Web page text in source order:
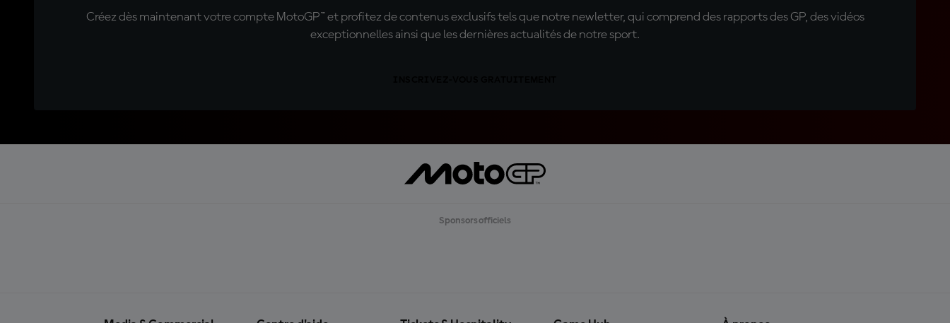
Créez dès maintenant votre compte MotoGP™ et profitez de contenus exclusifs tels que notre newletter, qui comprend des rapports des GP, des vidéos
exceptionnelles ainsi que les dernières actualités de notre sport.
Sponsors officiels